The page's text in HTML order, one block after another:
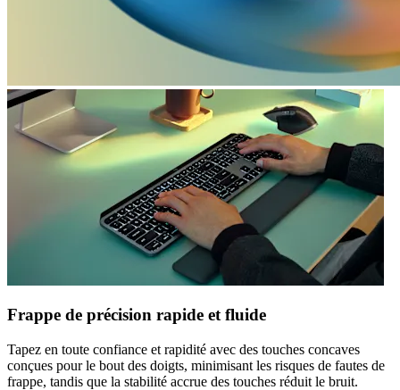
Frappe de précision rapide et fluide
Tapez en toute confiance et rapidité avec des touches concaves
conçues pour le bout des doigts, minimisant les risques de fautes de
frappe, tandis que la stabilité accrue des touches réduit le bruit.